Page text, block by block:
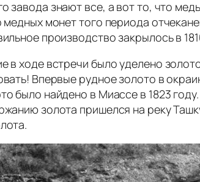
завода знают все, а вот то, что
монет того периода
производство закрылось в
в ходе встречи было уделено
Впервые рудное золото в
было найдено в Миассе в 1823
золота пришелся на реку